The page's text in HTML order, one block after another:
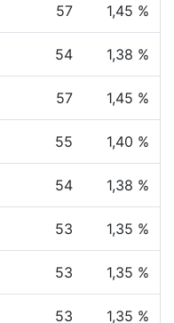
57 1,45 %
54 1,38 %
57 1,45 %
55 1,40 %
54 1,38 %
53 1,35 %
53 1,35 %
53 1,35 %